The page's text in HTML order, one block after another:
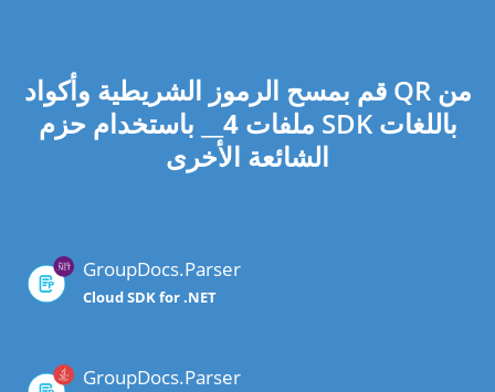
قم بمسح الرموز الشريطية وأكواد QR من
ملفات4 __ باستخدام حزم SDK باللغات
الشائعة الأخرى
GroupDocs.Parser
Cloud SDK for .NET
GroupDocs.Parser